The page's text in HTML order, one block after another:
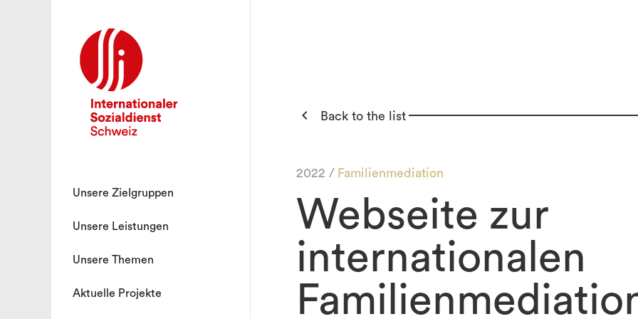
Unsere Zielgruppen
Unsere Leistungen
Unsere Themen
Aktuelle Projekte
 Back to the list
2022 / Familienmediation
Webseite zur
internationalen